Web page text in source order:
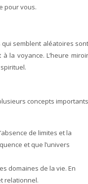
pour vous.
qui semblent aléatoires sont
la voyance. L’heure miroir
concepts importants
de limites et la
et que l’univers
domaines de la vie. En
relationnel.